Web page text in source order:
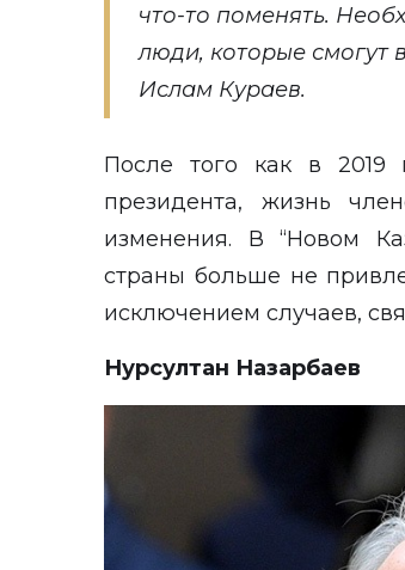
что-то поменять.
люди, которые смогут
Ислам Кураев.
После того как в 2019
президента, жизнь
изменения. В “Новом
страны больше не
исключением случаев,
Нурсултан Назарбаев